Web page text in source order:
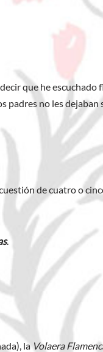
que he escuchado
no les dejaban
de cuatro o
.
la Volaera